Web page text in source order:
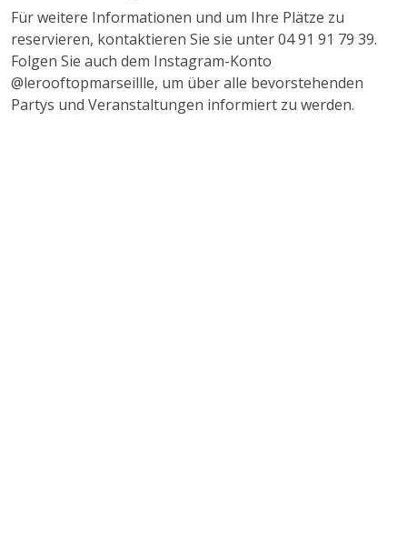
Für weitere Informationen und um Ihre Plätze zu
reservieren, kontaktieren Sie sie unter 04 91 91 79 39.
Folgen Sie auch dem Instagram-Konto
@lerooftopmarseillle, um über alle bevorstehenden
Partys und Veranstaltungen informiert zu werden.